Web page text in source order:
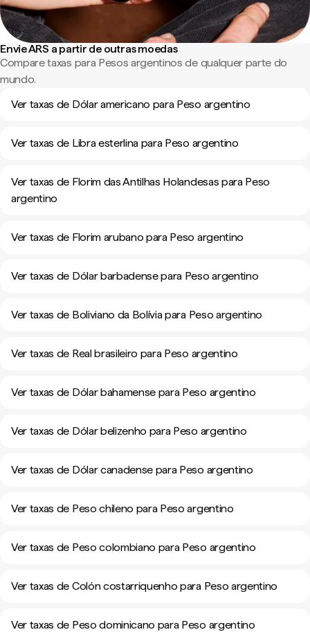
Envie ARS a partir de outras moedas
Compare taxas para Pesos argentinos de qualquer parte do
mundo.
Ver taxas de Dólar americano para Peso argentino
Ver taxas de Libra esterlina para Peso argentino
Ver taxas de Florim das Antilhas Holandesas para Peso
argentino
Ver taxas de Florim arubano para Peso argentino
Ver taxas de Dólar barbadense para Peso argentino
Ver taxas de Boliviano da Bolívia para Peso argentino
Ver taxas de Real brasileiro para Peso argentino
Ver taxas de Dólar bahamense para Peso argentino
Ver taxas de Dólar belizenho para Peso argentino
Ver taxas de Dólar canadense para Peso argentino
Ver taxas de Peso chileno para Peso argentino
Ver taxas de Peso colombiano para Peso argentino
Ver taxas de Colón costarriquenho para Peso argentino
Ver taxas de Peso dominicano para Peso argentino